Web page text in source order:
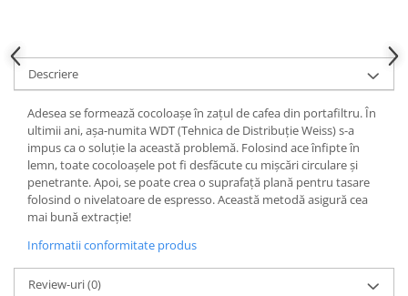
Descriere
Adesea se formează cocoloașe în zațul de cafea din portafiltru. În
ultimii ani, așa-numita WDT (Tehnica de Distribuție Weiss) s-a
impus ca o soluție la această problemă. Folosind ace înfipte în
lemn, toate cocoloașele pot fi desfăcute cu mișcări circulare și
penetrante. Apoi, se poate crea o suprafață plană pentru tasare
folosind o nivelatoare de espresso. Această metodă asigură cea
mai bună extracție!
Informatii conformitate produs
Review-uri(0)